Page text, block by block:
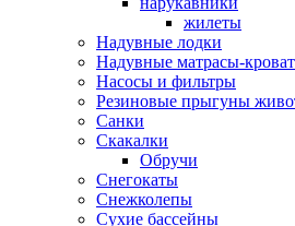
жилеты
Надувные лодки
Надувные матрасы-
Насосы и фильтры
Резиновые прыгуны
Санки
Скакалки
Обручи
Снегокаты
Снежколепы
Сухие бассейны